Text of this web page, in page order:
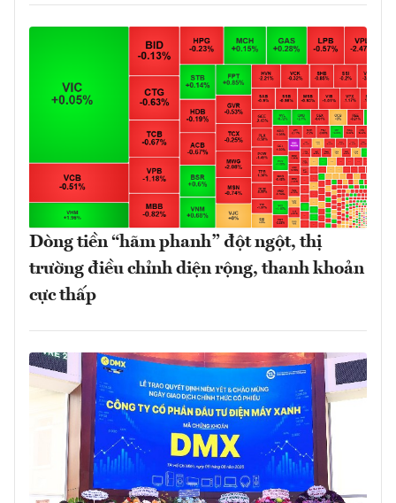
Dòng tiền “hãm phanh” đột ngột, thị
trường điều chỉnh diện rộng, thanh khoản
cực thấp